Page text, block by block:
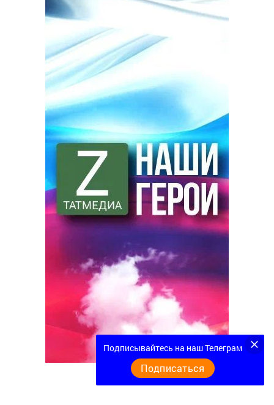
Подписывайтесь на наш Телеграм
Подписаться